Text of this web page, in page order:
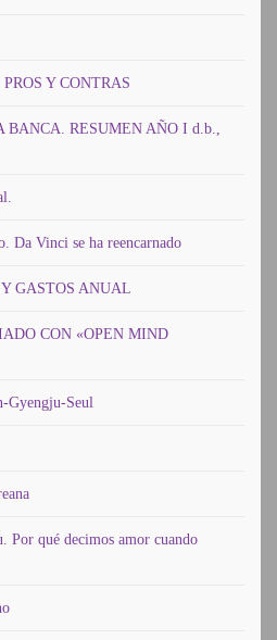
Y CONTRAS
RESUMEN AÑO I d.b.,
Da Vinci se ha reencarnado
GASTOS ANUAL
CON «OPEN MIND
Gyengju-Seul
qué decimos amor cuando